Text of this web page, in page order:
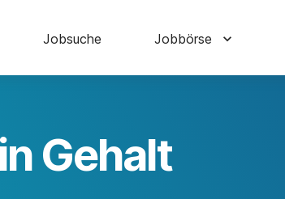
Jobsuche Jobbörse
Gehalt